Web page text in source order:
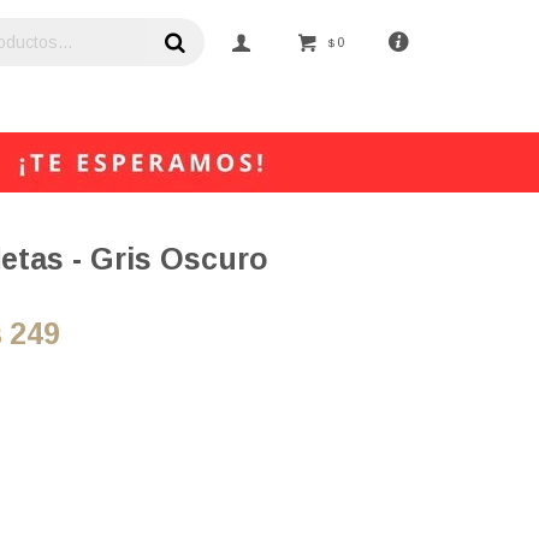
$ 0
- Gris Oscuro
249